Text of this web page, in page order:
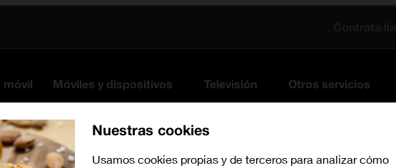
móvil Móviles y dispositivos Televisión Otros servicios
Nuestras cookies
Usamos cookies propias y de terceros para analizar cómo